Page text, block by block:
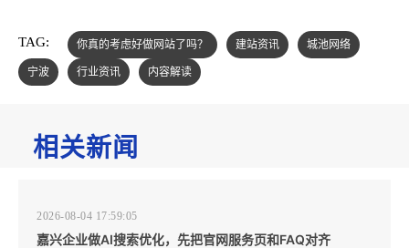
TAG: 你真的考虑好做网站了吗？ 建站资讯
城池网络
宁波
行业资讯 内容解读
相关新闻
2026-08-04 17:59:05
嘉兴企业做AI搜索优化，先把官网服务页和FAQ对齐